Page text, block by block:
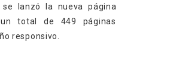
se lanzó la nueva página
total de 449 páginas
responsivo.